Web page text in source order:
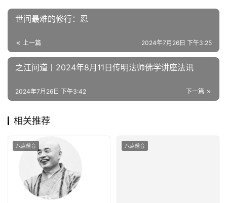
政
法
规
明
世间最难的修行：忍
上一篇 2024年7月26日 下午3:25
之江问道丨2024年8月11日传明法师佛学讲座法讯
下一篇
2024年7月26日 下午3:42
相关推荐
八点僧音 八点僧音